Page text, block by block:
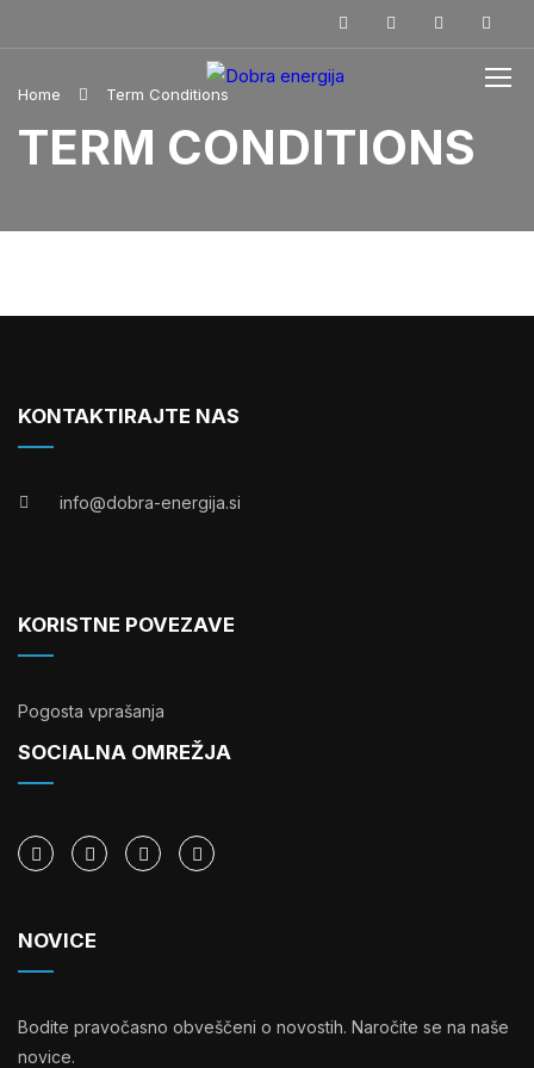
Home Term Conditions
TERM CONDITIONS
KONTAKTIRAJTE NAS
info@dobra-energija.si
KORISTNE POVEZAVE
Pogosta vprašanja
SOCIALNA OMREŽJA
NOVICE
Bodite pravočasno obveščeni o novostih. Naročite se na naše
novice.